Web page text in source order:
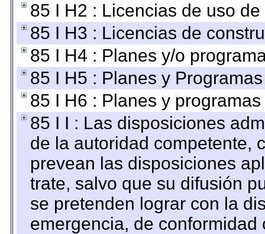
85 I H2 : Licencias de uso
85 I H3 : Licencias de
85 I H4 : Planes y/o
85 I H5 : Planes y
85 I H6 : Planes y
85 I I : Las disposiciones
de la autoridad competente,
prevean las disposiciones
trate, salvo que su difusión
se pretenden lograr con la
emergencia, de